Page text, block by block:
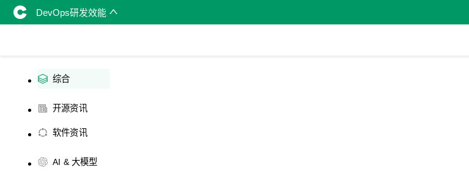
DevOps研发效能
综合
开源资讯
软件资讯
AI & 大模型